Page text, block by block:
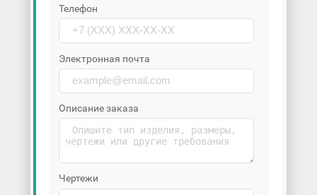
Телефон
Электронная почта
Описание заказа
Чертежи